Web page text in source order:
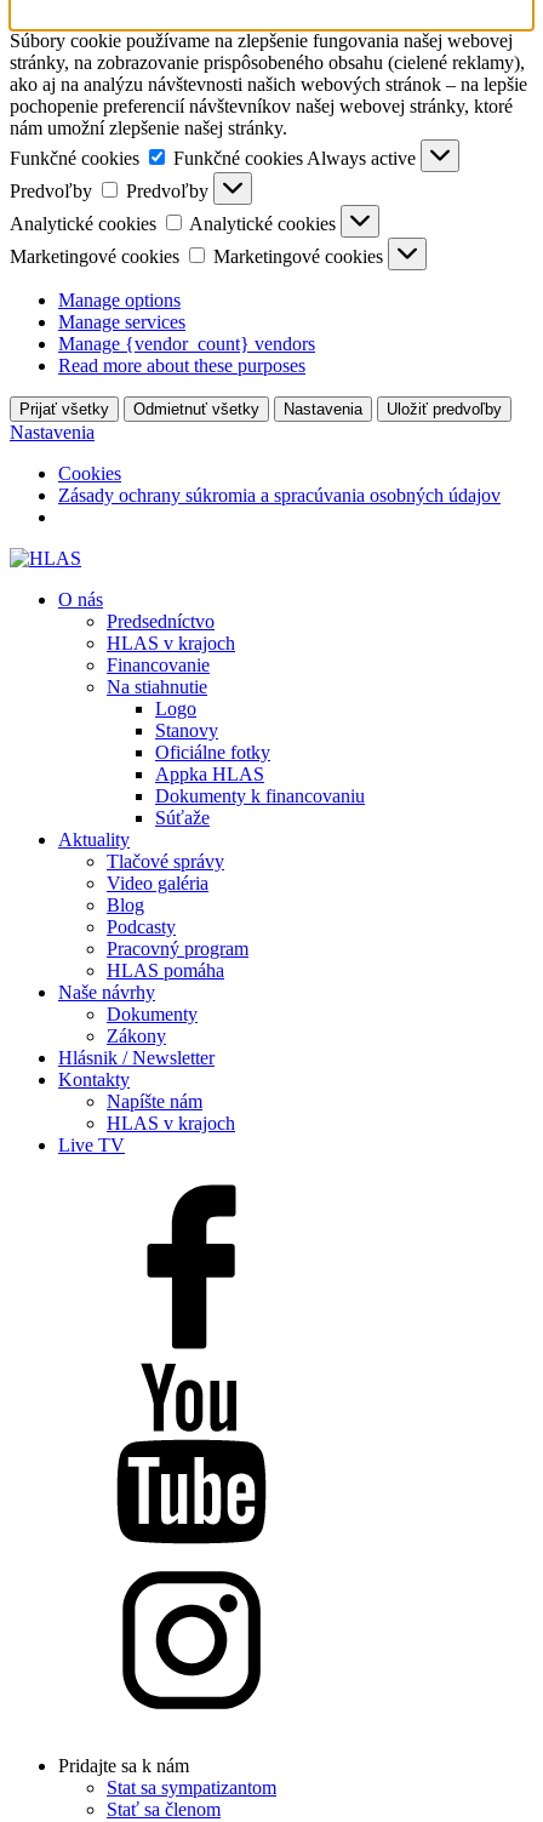
Súbory cookie používame na zlepšenie fungovania našej webovej
stránky, na zobrazovanie prispôsobeného obsahu (cielené reklamy),
ako aj na analýzu návštevnosti našich webových stránok – na lepšie
pochopenie preferencií návštevníkov našej webovej stránky, ktoré
nám umožní zlepšenie našej stránky.
Funkčné cookies
Funkčné cookies Always active
Predvoľby
Predvoľby
Analytické cookies
Analytické cookies
Marketingové cookies
Marketingové cookies
Manage options
Manage services
Manage {vendor_count} vendors
Read more about these purposes
Prijať všetky Odmietnuť všetky Nastavenia Uložiť predvoľby
Nastavenia
Cookies
Zásady ochrany súkromia a spracúvania osobných údajov
O nás
Predsedníctvo
HLAS v krajoch
Financovanie
Na stiahnutie
Logo
Stanovy
Oficiálne fotky
Appka HLAS
Dokumenty k financovaniu
Súťaže
Aktuality
Tlačové správy
Video galéria
Blog
Podcasty
Pracovný program
HLAS pomáha
Naše návrhy
Dokumenty
Zákony
Hlásnik / Newsletter
Kontakty
Napíšte nám
HLAS v krajoch
Live TV
Pridajte sa k nám
Stat sa sympatizantom
Stať sa členom